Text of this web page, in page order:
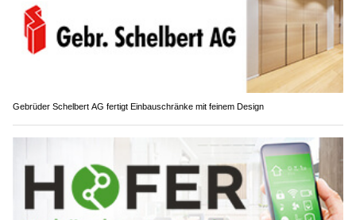
Gebrüder Schelbert AG fertigt Einbauschränke mit feinem Design